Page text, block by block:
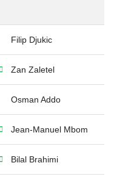
Filip Djukic
Zan Zaletel
Osman Addo
Jean-Manuel Mbom
Bilal Brahimi